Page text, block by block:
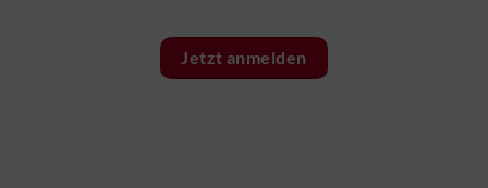
Jetzt anmelden